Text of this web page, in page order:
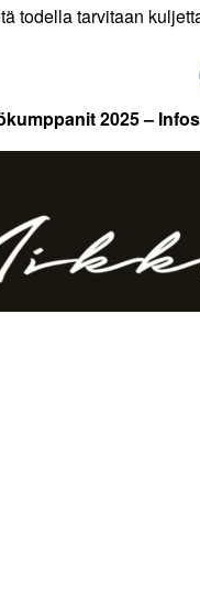
todella tarvitaan
2025 –